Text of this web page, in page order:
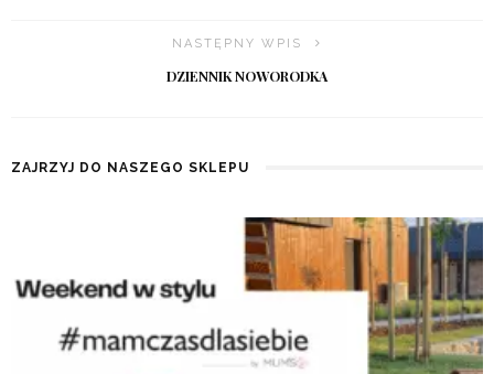
NASTĘPNY WPIS
DZIENNIK NOWORODKA
ZAJRZYJ DO NASZEGO SKLEPU